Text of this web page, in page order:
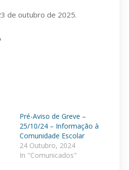
de outubro de 2025.
Pré-Aviso de Greve –
25/10/24 – Informação à
Comunidade Escolar
24 Outubro, 2024
In "Comunicados"